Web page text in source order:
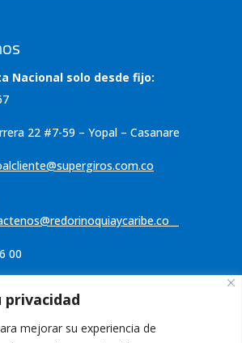
mejorar su experiencia de
Nacional solo desde fijo:
22 #7-59 – Yopal – Casanare
00
cliente
de datos